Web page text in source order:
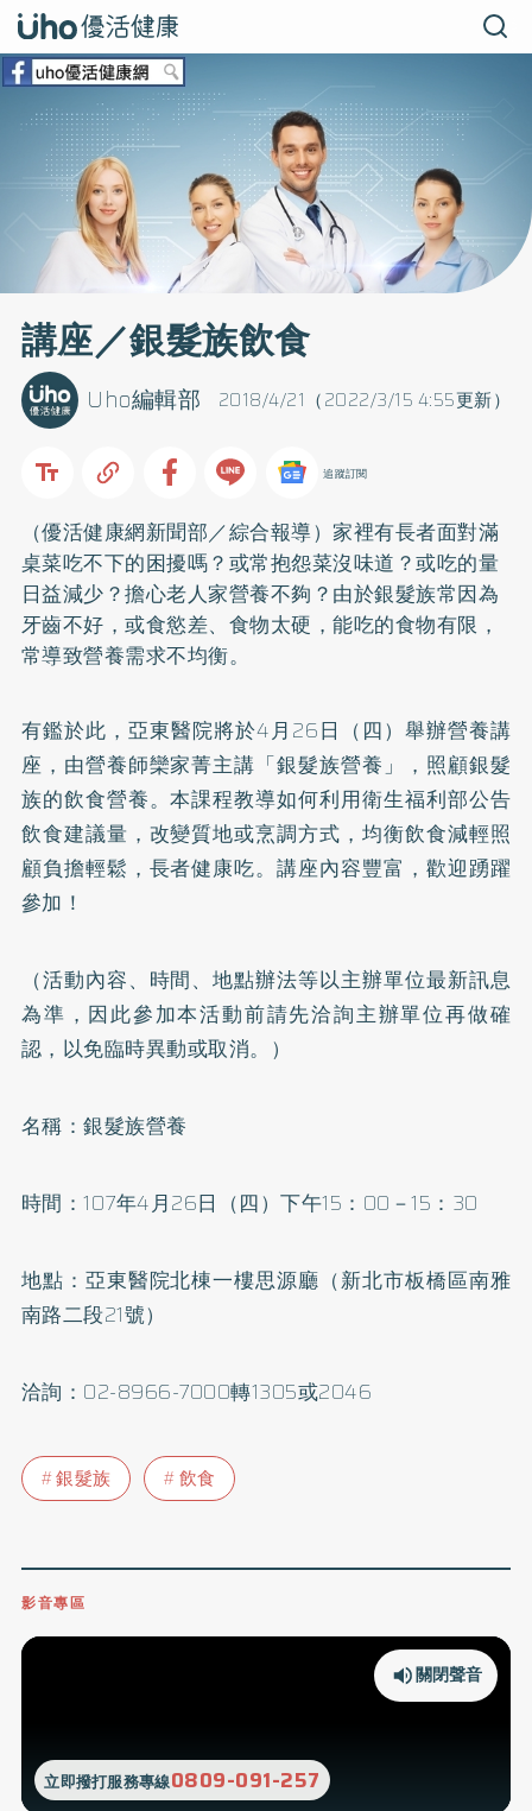
講座／銀髮族飲食
2018/4/21（2022/3/15 4:55更新）
Uho編輯部
追蹤訂閱
（優活健康網新聞部／綜合報導）家裡有長者面對滿
桌菜吃不下的困擾嗎？或常抱怨菜沒味道？或吃的量
日益減少？擔心老人家營養不夠？由於銀髮族常因為
牙齒不好，或食慾差、食物太硬，能吃的食物有限，
常導致營養需求不均衡。
有鑑於此，亞東醫院將於4月26日（四）舉辦營養講
座，由營養師欒家菁主講「銀髮族營養」，照顧銀髮
族的飲食營養。本課程教導如何利用衛生福利部公告
飲食建議量，改變質地或烹調方式，均衡飲食減輕照
顧負擔輕鬆，長者健康吃。講座內容豐富，歡迎踴躍
參加！
（活動內容、時間、地點辦法等以主辦單位最新訊息
為準，因此參加本活動前請先洽詢主辦單位再做確
認，以免臨時異動或取消。）
名稱：銀髮族營養
時間：107年4月26日（四）下午15：00－15：30
地點：亞東醫院北棟一樓思源廳（新北市板橋區南雅
南路二段21號）
洽詢：02-8966-7000轉1305或2046
銀髮族 飲食
影音專區
立即撥打服務專線0809-091-257
關閉聲音